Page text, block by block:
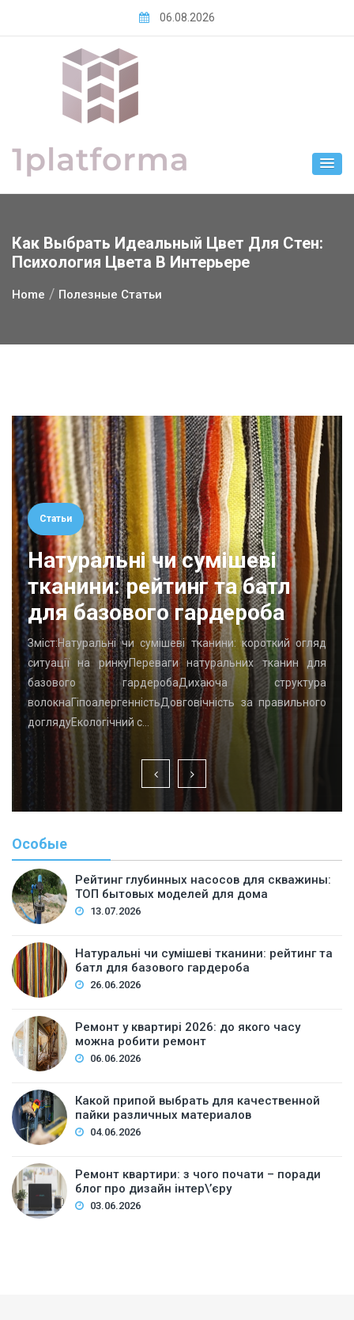
06.08.2026
Как Выбрать Идеальный Цвет Для Стен:
Психология Цвета В Интерьере
Home Полезные Статьи
Статьи
Натуральні чи сумішеві
тканини: рейтинг та батл
для базового гардероба
Зміст:Натуральні чи сумішеві тканини: короткий огляд
ситуації на ринкуПереваги натуральних тканин для
базового гардеробаДихаюча структура
волокнаГіпоалергенністьДовговічність за правильного
доглядуЕкологічний с…
Особые
Рейтинг глубинных насосов для скважины:
ТОП бытовых моделей для дома
13.07.2026
Натуральні чи сумішеві тканини: рейтинг та
батл для базового гардероба
26.06.2026
Ремонт у квартирі 2026: до якого часу
можна робити ремонт
06.06.2026
Какой припой выбрать для качественной
пайки различных материалов
04.06.2026
Ремонт квартири: з чого почати – поради
блог про дизайн інтер\’єру
03.06.2026